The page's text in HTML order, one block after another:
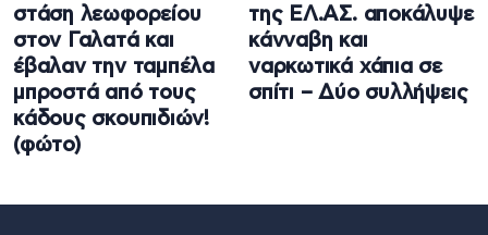
στάση λεωφορείου
στον Γαλατά και
έβαλαν την ταμπέλα
μπροστά από τους
κάδους σκουπιδιών!
(φώτο)
της ΕΛ.ΑΣ. αποκάλυψε
κάνναβη και
ναρκωτικά χάπια σε
σπίτι – Δύο συλλήψεις